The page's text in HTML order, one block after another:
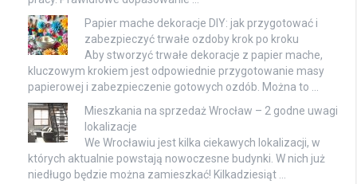
Papier mache dekoracje DIY: jak przygotować i
zabezpieczyć trwałe ozdoby krok po kroku
Aby stworzyć trwałe dekoracje z papier mache,
kluczowym krokiem jest odpowiednie przygotowanie masy
papierowej i zabezpieczenie gotowych ozdób. Można to …
Mieszkania na sprzedaż Wrocław – 2 godne uwagi
lokalizacje
We Wrocławiu jest kilka ciekawych lokalizacji, w
których aktualnie powstają nowoczesne budynki. W nich już
niedługo będzie można zamieszkać! Kilkadziesiąt …